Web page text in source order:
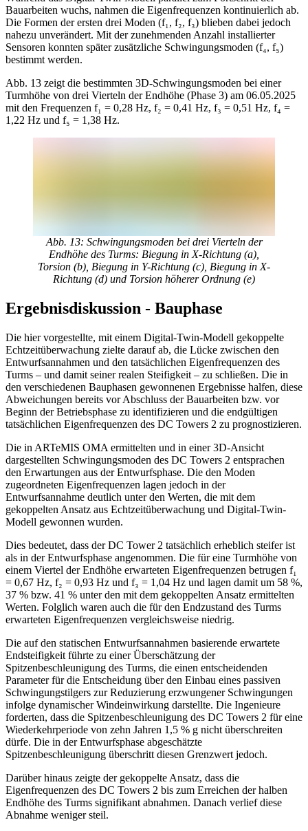
Bauarbeiten wuchs, nahmen die Eigenfrequenzen kontinuierlich ab.
Die Formen der ersten drei Moden (f₁, f₂, f₃) blieben dabei jedoch
nahezu unverändert. Mit der zunehmenden Anzahl installierter
Sensoren konnten später zusätzliche Schwingungsmoden (f₄, f₅)
bestimmt werden.
Abb. 13 zeigt die bestimmten 3D-Schwingungsmoden bei einer
Turmhöhe von drei Vierteln der Endhöhe (Phase 3) am 06.05.2025
mit den Frequenzen f₁ = 0,28 Hz, f₂ = 0,41 Hz, f₃ = 0,51 Hz, f₄ =
1,22 Hz und f₅ = 1,38 Hz.
Abb. 13: Schwingungsmoden bei drei Vierteln der
Endhöhe des Turms: Biegung in X-Richtung (a),
Torsion (b), Biegung in Y-Richtung (c), Biegung in X-
Richtung (d) und Torsion höherer Ordnung (e)
Ergebnisdiskussion - Bauphase
Die hier vorgestellte, mit einem Digital-Twin-Modell gekoppelte
Echtzeitüberwachung zielte darauf ab, die Lücke zwischen den
Entwurfsannahmen und den tatsächlichen Eigenfrequenzen des
Turms – und damit seiner realen Steifigkeit – zu schließen. Die in
den verschiedenen Bauphasen gewonnenen Ergebnisse halfen, diese
Abweichungen bereits vor Abschluss der Bauarbeiten bzw. vor
Beginn der Betriebsphase zu identifizieren und die endgültigen
tatsächlichen Eigenfrequenzen des DC Towers 2 zu prognostizieren.
Die in ARTeMIS OMA ermittelten und in einer 3D-Ansicht
dargestellten Schwingungsmoden des DC Towers 2 entsprachen
den Erwartungen aus der Entwurfsphase. Die den Moden
zugeordneten Eigenfrequenzen lagen jedoch in der
Entwurfsannahme deutlich unter den Werten, die mit dem
gekoppelten Ansatz aus Echtzeitüberwachung und Digital-Twin-
Modell gewonnen wurden.
Dies bedeutet, dass der DC Tower 2 tatsächlich erheblich steifer ist
als in der Entwurfsphase angenommen. Die für eine Turmhöhe von
einem Viertel der Endhöhe erwarteten Eigenfrequenzen betrugen f₁
= 0,67 Hz, f₂ = 0,93 Hz und f₃ = 1,04 Hz und lagen damit um 58 %,
37 % bzw. 41 % unter den mit dem gekoppelten Ansatz ermittelten
Werten. Folglich waren auch die für den Endzustand des Turms
erwarteten Eigenfrequenzen vergleichsweise niedrig.
Die auf den statischen Entwurfsannahmen basierende erwartete
Endsteifigkeit führte zu einer Überschätzung der
Spitzenbeschleunigung des Turms, die einen entscheidenden
Parameter für die Entscheidung über den Einbau eines passiven
Schwingungstilgers zur Reduzierung erzwungener Schwingungen
infolge dynamischer Windeinwirkung darstellte. Die Ingenieure
forderten, dass die Spitzenbeschleunigung des DC Towers 2 für eine
Wiederkehrperiode von zehn Jahren 1,5 % g nicht überschreiten
dürfe. Die in der Entwurfsphase abgeschätzte
Spitzenbeschleunigung überschritt diesen Grenzwert jedoch.
Darüber hinaus zeigte der gekoppelte Ansatz, dass die
Eigenfrequenzen des DC Towers 2 bis zum Erreichen der halben
Endhöhe des Turms signifikant abnahmen. Danach verlief diese
Abnahme weniger steil.